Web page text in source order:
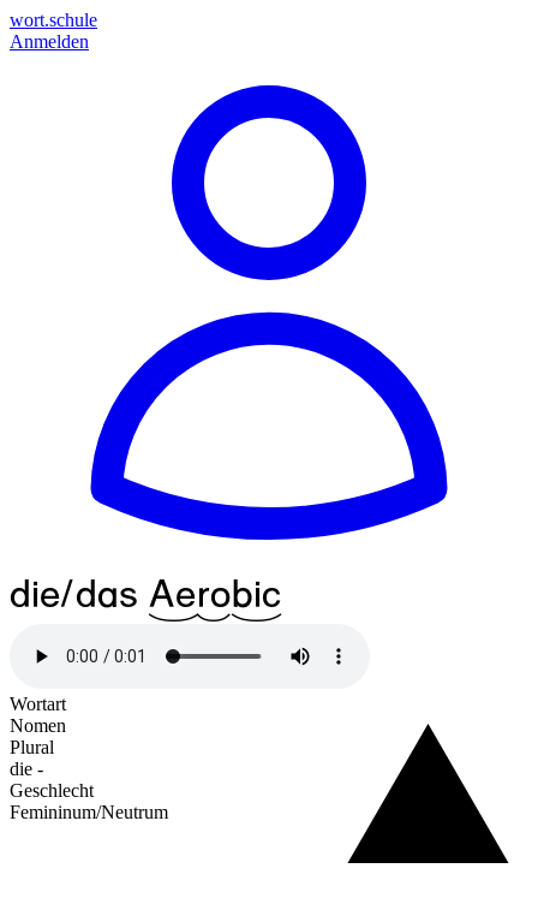
wort.schule
Anmelden
die/das ^16Ae^10ro^16bic
Wortart
Nomen
Plural
die -
Geschlecht
Femininum/Neutrum